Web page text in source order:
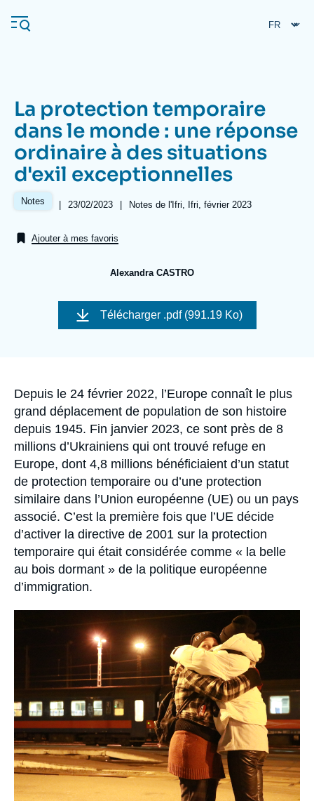
au
contenu
Navigation
principale
L'Ifri
Analyses
Se connecter
La protection temporaire
dans le monde : une réponse
ordinaire à des situations
d'exil exceptionnelles
Notes |
Date
publication
23/02/2023 | Références
Notes de l'Ifri, Ifri, février 2023
Ajouter à mes favoris
Alexandra CASTRO
Image
couverture
Télécharger .pdf (991.19 Ko)
Accroche
Depuis le 24 février 2022, l’Europe connaît le plus
grand déplacement de population de son histoire
depuis 1945. Fin janvier 2023, ce sont près de 8
millions d’Ukrainiens qui ont trouvé refuge en
Europe, dont 4,8 millions bénéficiaient d’un statut
de protection temporaire ou d’une protection
similaire dans l’Union européenne (UE) ou un pays
associé. C’est la première fois que l’UE décide
d’activer la directive de 2001 sur la protection
temporaire qui était considérée comme « la belle
au bois dormant » de la politique européenne
d’immigration.
principale